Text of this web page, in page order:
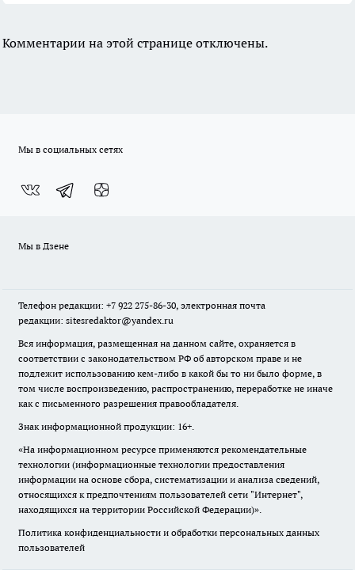
Комментарии на этой странице отключены.
Мы в социальных сетях
Мы в Дзене
Телефон редакции: +7 922 275-86-30, электронная почта
редакции: sitesredaktor@yandex.ru
Вся информация, размещенная на данном сайте, охраняется в
соответствии с законодательством РФ об авторском праве и не
подлежит использованию кем-либо в какой бы то ни было форме, в
том числе воспроизведению, распространению, переработке не иначе
как с письменного разрешения правообладателя.
Знак информационной продукции: 16+.
«На информационном ресурсе применяются рекомендательные
технологии (информационные технологии предоставления
информации на основе сбора, систематизации и анализа сведений,
относящихся к предпочтениям пользователей сети "Интернет",
находящихся на территории Российской Федерации)».
Политика конфиденциальности и обработки персональных данных
пользователей